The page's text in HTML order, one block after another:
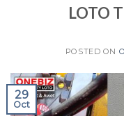
LOTO
POSTED ON
29
Oct